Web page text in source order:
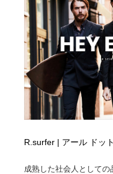
R.surfer | アール ドッ
成熟した社会人として